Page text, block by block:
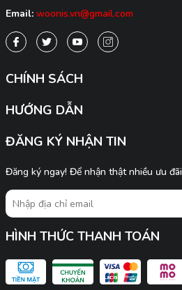
Email: woonis.vn@gmail.com
CHÍNH SÁCH
HƯỚNG DẪN
ĐĂNG KÝ NHẬN TIN
Đăng ký ngay! Để nhận thật nhiều ưu đãi
HÌNH THỨC THANH TOÁN